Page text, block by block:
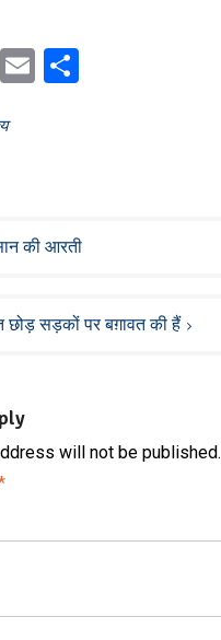
Twitter
Email
की आरती
छोड़ सड़कों पर बग़ावत की हैं
will not be published.